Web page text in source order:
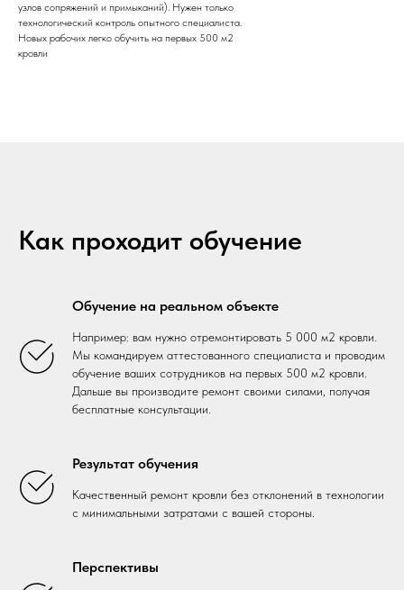
узлов сопряжений и примыканий). Нужен только
технологический контроль опытного специалиста.
Новых рабочих легко обучить на первых 500 м2
кровли
Как проходит обучение
Обучение на реальном объекте
Например: вам нужно отремонтировать 5 000 м2 кровли.
Мы командируем аттестованного специалиста и проводим
обучение ваших сотрудников на первых 500 м2 кровли.
Дальше вы производите ремонт своими силами, получая
бесплатные консультации.
Результат обучения
Качественный ремонт кровли без отклонений в технологии
с минимальными затратами с вашей стороны.
Перспективы